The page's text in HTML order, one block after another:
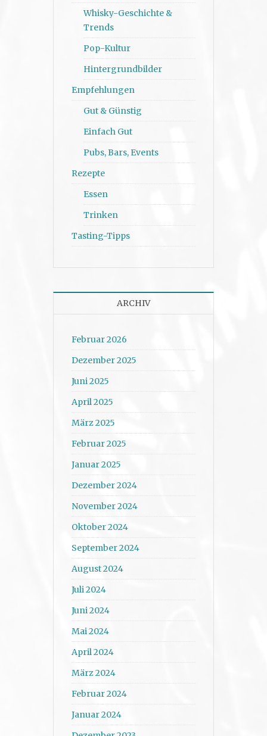
Whisky-Geschichte &
Trends
Pop-Kultur
Hintergrundbilder
Empfehlungen
Gut & Günstig
Einfach Gut
Pubs, Bars, Events
Rezepte
Essen
Trinken
Tasting-Tipps
ARCHIV
Februar 2026
Dezember 2025
Juni 2025
April 2025
März 2025
Februar 2025
Januar 2025
Dezember 2024
November 2024
Oktober 2024
September 2024
August 2024
Juli 2024
Juni 2024
Mai 2024
April 2024
März 2024
Februar 2024
Januar 2024